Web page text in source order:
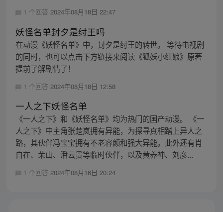
1 个回答 2024年08月18日 22:47
妖怪名单封夕是纣王吗
在动漫《妖怪名单》中，封夕是纣王的转世。 等待电视剧
的同时，也可以点击下方链接来阅读《狐妖小红娘》原著
提前了解剧情了！
1 个回答 2024年08月18日 12:58
一人之下妖怪名单
《一人之下》和《妖怪名单》均为热门的国产动漫。 《一
人之下》中主角张楚岚拥有异能，为探寻真相踏上异人之
路，其伙伴冯宝宝拥有不老容颜和强大异能。此外还有肖
自在、荣山、潘云贵等临时伙伴，以及黄养神、刘彦...
1 个回答 2024年08月16日 20:24